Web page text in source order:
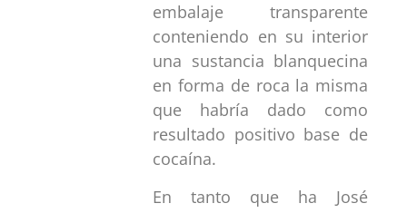
embalaje transparente
conteniendo en su interior
una sustancia blanquecina
en forma de roca la misma
que habría dado como
resultado positivo base de
cocaína.
En tanto que ha José